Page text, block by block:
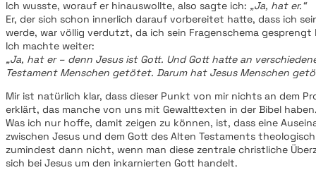
Ich wusste, worauf er hinauswollte, also sagte ich: „Ja, hat er.“
Er, der sich schon innerlich darauf vorbereitet hatte, dass ich
werde, war völlig verdutzt, da ich sein Fragenschema gesprengt
Ich machte weiter:
„Ja, hat er – denn Jesus ist Gott. Und Gott hatte an
Testament Menschen getötet. Darum hat Jesus Menschen
Mir ist natürlich klar, dass dieser Punkt von mir nichts an dem
erklärt, das manche von uns mit Gewalttexten in der Bibel
Was ich nur hoffe, damit zeigen zu können, ist, dass eine
zwischen Jesus und dem Gott des Alten Testaments
zumindest dann nicht, wenn man diese zentrale christliche
sich bei Jesus um den inkarnierten Gott handelt.